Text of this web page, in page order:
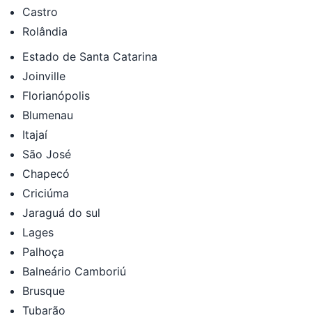
Castro
Rolândia
Estado de Santa Catarina
Joinville
Florianópolis
Blumenau
Itajaí
São José
Chapecó
Criciúma
Jaraguá do sul
Lages
Palhoça
Balneário Camboriú
Brusque
Tubarão